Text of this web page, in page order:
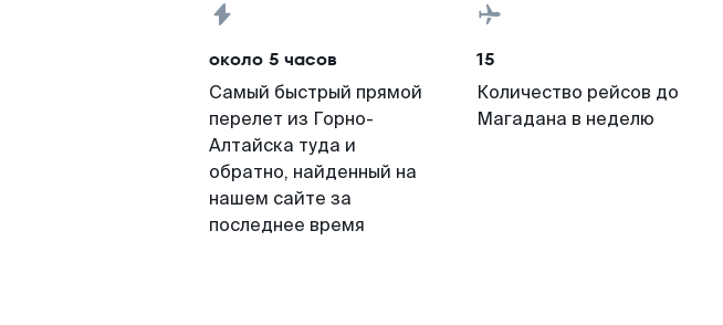
около 5 часов
Самый быстрый прямой
перелет из Горно-
Алтайска туда и
обратно, найденный на
нашем сайте за
последнее время
15
Количество рейсов до
Магадана в неделю